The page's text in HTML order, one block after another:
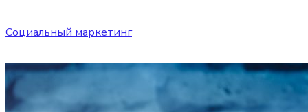
Социальный маркетинг